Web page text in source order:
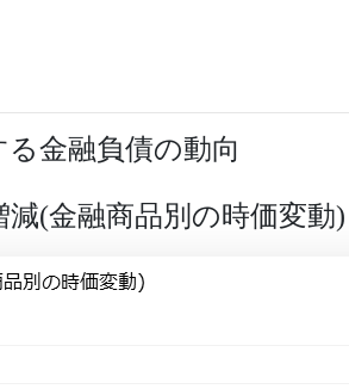
金融負債の動向
減(金融商品別の時価変動)